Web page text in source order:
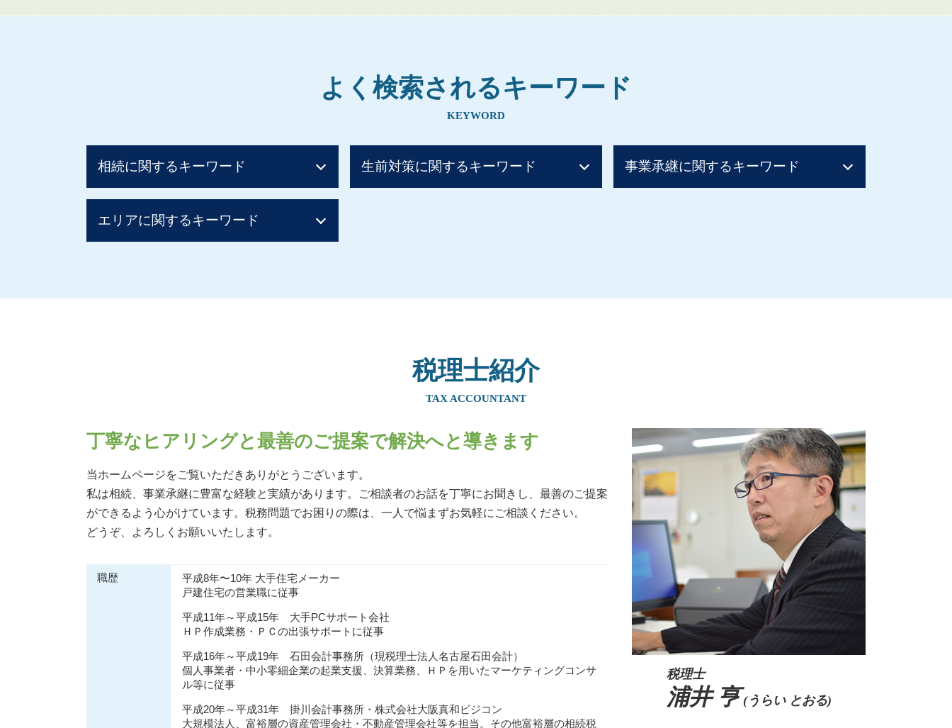
よく検索されるキーワード
KEYWORD
相続に関するキーワード
贈与税 税率 他人
相続税
土地 評価額 計算
相続税 子供のみ
マンション 相続税
相続税 節税
贈与税とは 簡単に
相続税 土地
生前対策に関するキーワード
贈与税 誰が払う
暦年贈与 持ち戻し
生前贈与 孫 やり方
生前贈与 土地 非課税
生前贈与 非課税 住宅
贈与税 お尋ね
住宅取得資金 贈与 非課税
事業承継に関するキーワード
事業承継税制 デメリット
事業承継 個人
事業承継税制 特例承継計画
事業承継 親族以外
会社 後継者 募集
事業承継 m&a
m&a 個人
エリアに関するキーワード
生前対策 京都府
生前対策 奈良県
生前対策 阪神間
相続 大阪府
相続 吹田市
事業承継 兵庫県
生前対策 吹田市
税理士紹介
TAX ACCOUNTANT
税理士
浦井 亨 (うらい とおる)
丁寧なヒアリングと最善のご提案で解決へと導きます
当ホームページをご覧いただきありがとうございます。
私は相続、事業承継に豊富な経験と実績があります。ご相談者のお話を丁寧にお聞きし、最善のご提案
ができるよう心がけています。税務問題でお困りの際は、一人で悩まずお気軽にご相談ください。
どうぞ、よろしくお願いいたします。
職歴
平成8年〜10年 大手住宅メーカー
戸建住宅の営業職に従事
平成11年～平成15年 大手PCサポート会社
ＨＰ作成業務・ＰＣの出張サポートに従事
平成16年～平成19年 石田会計事務所（現税理士法人名古屋石田会計）
個人事業者・中小零細企業の起業支援、決算業務、ＨＰを用いたマーケティングコンサ
ル等に従事
平成20年～平成31年 掛川会計事務所・株式会社大阪真和ビジコン
大規模法人、富裕層の資産管理会社・不動産管理会社等を担当。その他富裕層の相続税